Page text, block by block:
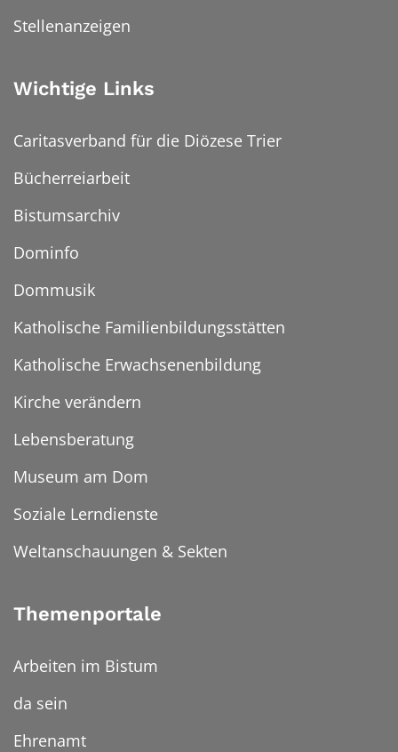
Stellenanzeigen
Wichtige Links
Caritasverband für die Diözese Trier
Bücherreiarbeit
Bistumsarchiv
Dominfo
Dommusik
Katholische Familienbildungsstätten
Katholische Erwachsenenbildung
Kirche verändern
Lebensberatung
Museum am Dom
Soziale Lerndienste
Weltanschauungen & Sekten
Themenportale
Arbeiten im Bistum
da sein
Ehrenamt